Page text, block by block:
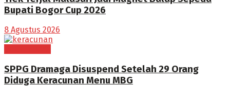
Bupati Bogor Cup 2026
8 Agustus 2026
SPPG Dramaga Disuspend Setelah 29 Orang
Diduga Keracunan Menu MBG